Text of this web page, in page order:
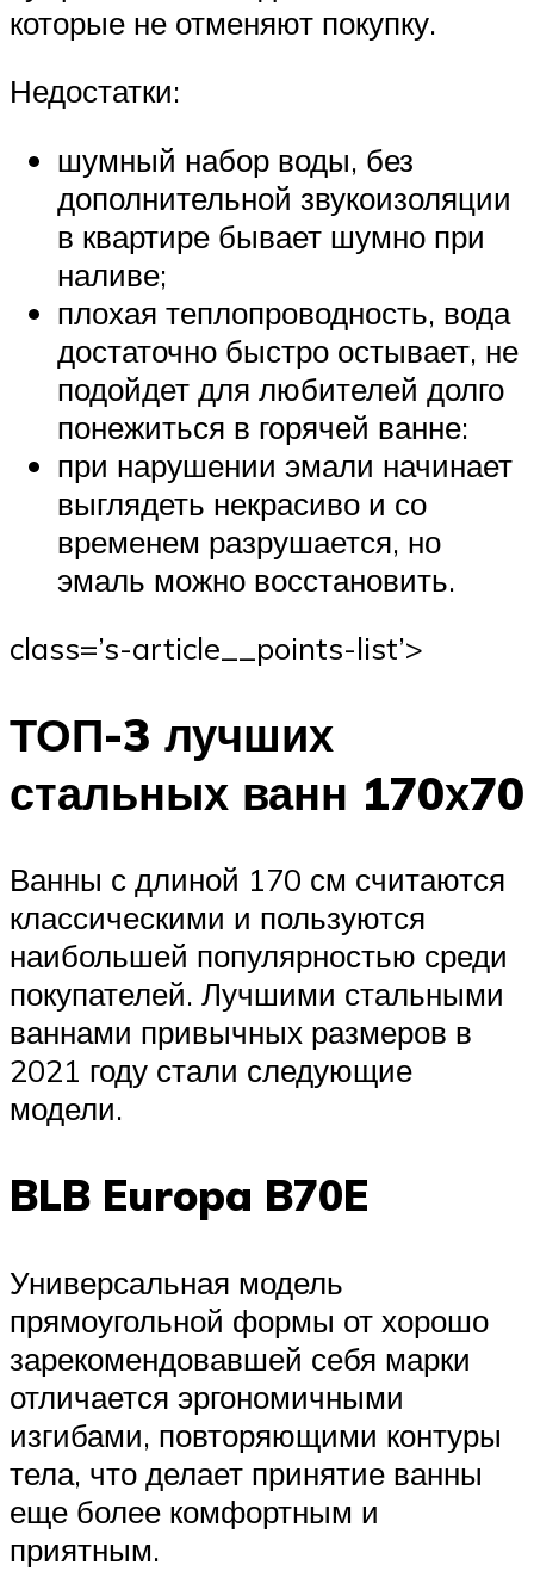
которые не отменяют покупку.
Недостатки:
шумный набор воды, без
дополнительной звукоизоляции
в квартире бывает шумно при
наливе;
плохая теплопроводность, вода
достаточно быстро остывает, не
подойдет для любителей долго
понежиться в горячей ванне:
при нарушении эмали начинает
выглядеть некрасиво и со
временем разрушается, но
эмаль можно восстановить.
class=’s-article__points-list’>
ТОП-3 лучших
стальных ванн 170х70
Ванны с длиной 170 см считаются
классическими и пользуются
наибольшей популярностью среди
покупателей. Лучшими стальными
ваннами привычных размеров в
2021 году стали следующие
модели.
BLB Europa B70E
Универсальная модель
прямоугольной формы от хорошо
зарекомендовавшей себя марки
отличается эргономичными
изгибами, повторяющими контуры
тела, что делает принятие ванны
еще более комфортным и
приятным.